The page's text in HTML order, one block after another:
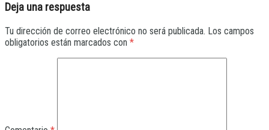
Deja una respuesta
Tu dirección de correo electrónico no será publicada. Los campos
obligatorios están marcados con *